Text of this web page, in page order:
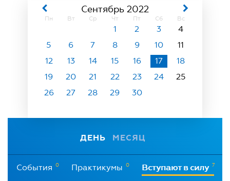
Сентябрь 2022
Пн Вт Ср Чт Пт Сб Вс
1 2 3
4
5
6 7 8 9 10
11
12
13 14 15 16 17
18
19
20 21 22 23 24
25
26
27 28 29 30
ДЕНЬ МЕСЯЦ
События 0 Практикумы 0 Вступают в силу 7